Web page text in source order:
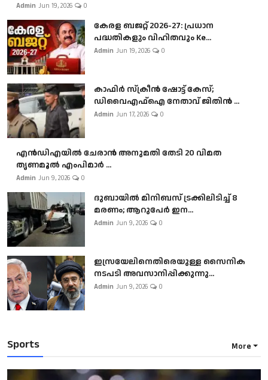
Admin Jun 19, 2026 0
കേരള ബജറ്റ് 2026-27: പ്രധാന
പദ്ധതികളും വിഹിതവും Ke...
Admin Jun 19, 2026 0
കാഫിർ സ്‌ക്രീൻ ഷോട്ട് കേസ്;
ഡിവൈഎഫ്ഐ നേതാവ് ജിതിൻ ...
Admin Jun 17, 2026 0
എൻഡിഎയിൽ ചേരാൻ അനുമതി തേടി 20 വിമത
തൃണമൂൽ എംപിമാർ ...
Admin Jun 9, 2026 0
ദുബായിൽ മിനിബസ്​ ട്രക്കിലിടിച്ച് 8
മരണം; ആറുപേർ ഇന...
Admin Jun 9, 2026 0
ഇസ്രയേലിനെതിരെയുള്ള സൈനിക
നടപടി അവസാനിപ്പിക്കുന്നു...
Admin Jun 9, 2026 0
Sports More